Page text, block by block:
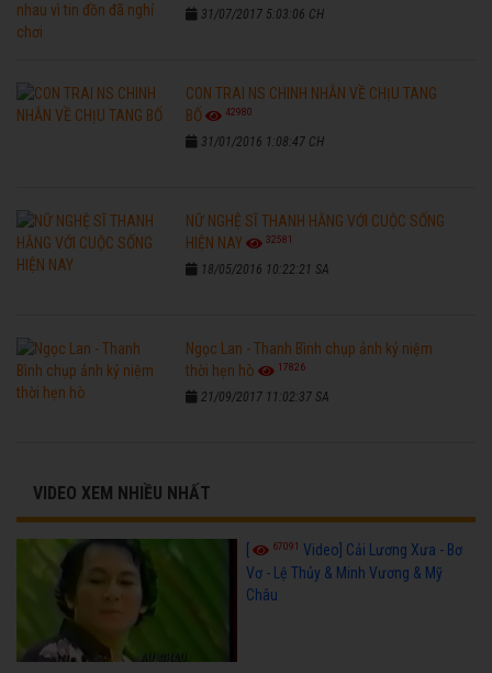
31/07/2017 5:03:06 CH
CON TRAI NS CHINH NHẪN VỀ CHỊU TANG
BỐ
42980
31/01/2016 1:08:47 CH
NỮ NGHỆ SĨ THANH HẰNG VỚI CUỘC SỐNG
HIỆN NAY
32581
18/05/2016 10:22:21 SA
Ngọc Lan - Thanh Bình chụp ảnh kỷ niệm
thời hẹn hò
17826
21/09/2017 11:02:37 SA
VIDEO XEM NHIỀU NHẤT
[ 67091 Video] Cải Lương Xưa - Bơ
Vơ - Lệ Thủy & Minh Vương & Mỹ
Châu